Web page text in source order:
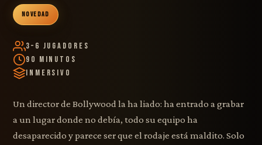
NOVEDAD
3–6 Jugadores
90 Minutos
Inmersivo
Un director de Bollywood la ha liado: ha entrado a grabar
a un lugar donde no debía, todo su equipo ha
desaparecido y parece ser que el rodaje está maldito. Solo